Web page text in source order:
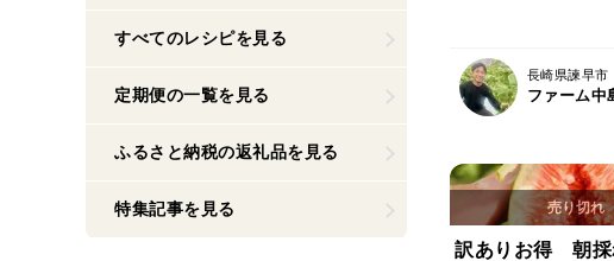
すべてのレシピを見る
定期便の一覧を見る
ふるさと納税の返礼品を見る
特集記事を見る
長崎県諫早市
ファーム中
訳ありお得 朝採